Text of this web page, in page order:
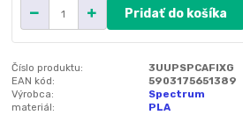
Pridať do košíka
Číslo produktu:
3UUPSPCAFIXG
EAN kód:
5903175651389
Výrobca:
Spectrum
materiál:
PLA